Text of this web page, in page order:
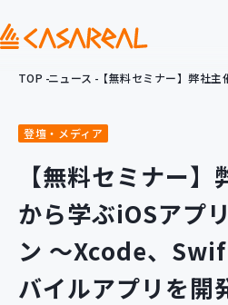
会社情報
サービス
プロダクト開発支援
クラウド導入支援
システム構築支援
TOP ニュース 【無料セミナー】弊社
登壇・メディア
【無料セミナー
から学ぶiOSアプ
ン ～Xcode、
バイルアプリを開